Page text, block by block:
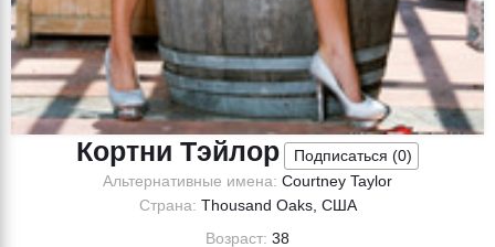
Кортни Тэйлор Подписаться (0)
Альтернативные имена: Courtney Taylor
Страна: Thousand Oaks, США
Возраст: 38